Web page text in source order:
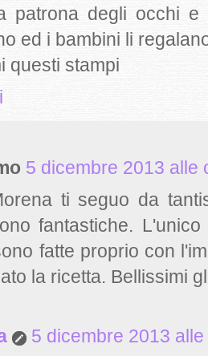
patrona degli occhi
ed i bambini li
questi stampi
5 dicembre 2013 alle
ti seguo da
fantastiche.
fatte proprio con
la ricetta. Bellissimi
5 dicembre 2013